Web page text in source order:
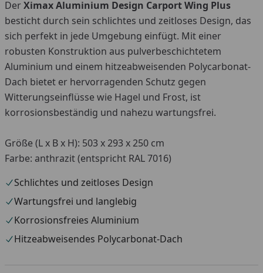
DerXimax Aluminium Design Carport Wing Plus
besticht durch sein schlichtes und zeitloses Design, das
sich perfekt in jede Umgebung einfügt. Mit einer
robusten Konstruktion aus pulverbeschichtetem
Aluminium und einem hitzeabweisenden Polycarbonat-
Dach bietet er hervorragenden Schutz gegen
Witterungseinflüsse wie Hagel und Frost, ist
korrosionsbeständig und nahezu wartungsfrei.
Größe (L x B x H): 503 x 293 x 250 cm
Farbe: anthrazit (entspricht RAL 7016)
Schlichtes und zeitloses Design
Wartungsfrei und langlebig
Korrosionsfreies Aluminium
Hitzeabweisendes Polycarbonat-Dach